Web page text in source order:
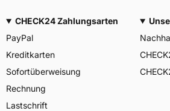
CHECK24 Zahlungsarten
PayPal
Kreditkarten
Sofortüberweisung
Rechnung
Lastschrift